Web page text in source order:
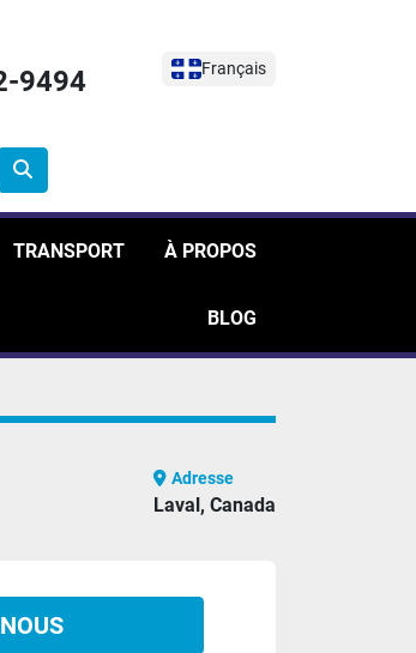
9494 Français
TRANSPORT À PROPOS
BLOG
Adresse
Laval, Canada